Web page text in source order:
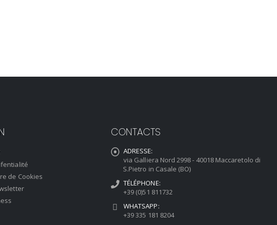
de Cookies
CONTACTS
ADRESSE:
via Galliera Nord 2998 - 40018 Maccaretolo di
S.Pietro in Casale (BO)
TÉLÉPHONE:
+39 (0)51 811732
WHATSAPP:
+39 335 181 8204